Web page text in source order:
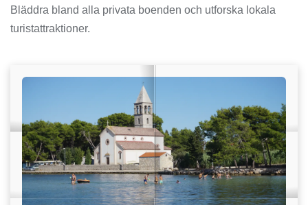
Bläddra bland alla privata boenden och utforska lokala
turistattraktioner.